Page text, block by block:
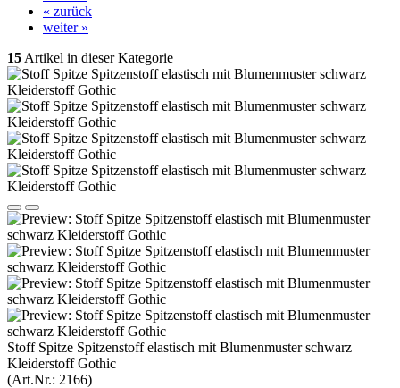
« zurück
weiter »
15 Artikel in dieser Kategorie
Stoff Spitze Spitzenstoff elastisch mit Blumenmuster schwarz
Kleiderstoff Gothic
(Art.Nr.: 2166)